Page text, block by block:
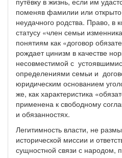
поменяв фамилии или открыто
неудачного родства. Право, в
статусу «член семьи
понятиям как «договор
рождает цинизм в качестве
несовместимой с
определениями семьи и
юридическим основанием
же, как характеристика
применена к свободному
и обязанностях.
Легитимность власти, не
исторической миссии и
сущностной связи с народом,